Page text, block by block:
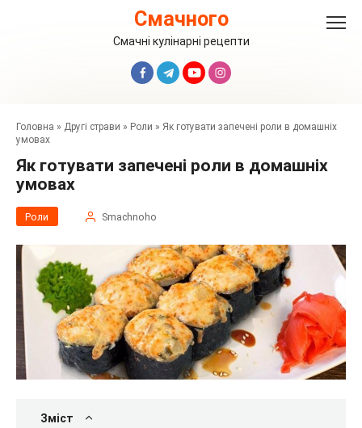
Смачного
Смачні кулінарні рецепти
Головна » Другі страви » Роли » Як готувати запечені роли в домашніх
умовах
Як готувати запечені роли в домашніх
умовах
Роли Smachnoho
Зміст